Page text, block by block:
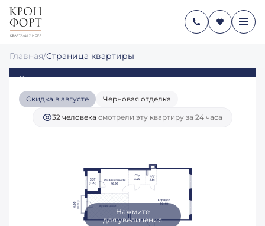
Главная/Страница квартиры
Ипотекаот 137 137 руб./мес.
Видовая квартира
Скидка в августе Черновая отделка
32 человекa смотрели эту квартиру за 24 часа
Нажмите
для увеличения